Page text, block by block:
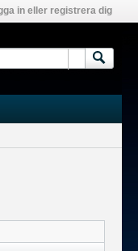
in eller registrera dig